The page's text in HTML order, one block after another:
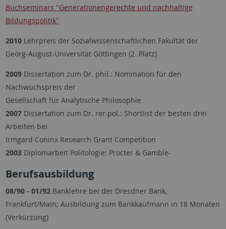
Buchseminars "Generationengerechte und nachhaltige
Bildungspolitik"
2010 Lehrpreis der Sozialwissenschaftlichen Fakultät der
Georg-August-Universität Göttingen (2. Platz)
2009Dissertation zum Dr. phil.: Nomination für den
Nachwuchspreis der
Gesellschaft für Analytische Philosophie
2007Dissertation zum Dr. rer.pol.: Shortlist der besten drei
Arbeiten bei
Irmgard Coninx Research Grant Competition
2003Diplomarbeit Politologie: Procter & Gamble-
Berufsausbildung
08/90 - 01/92Banklehre bei der Dresdner Bank,
Frankfurt/Main; Ausbildung zum Bankkaufmann in 18 Monaten
(Verkürzung)